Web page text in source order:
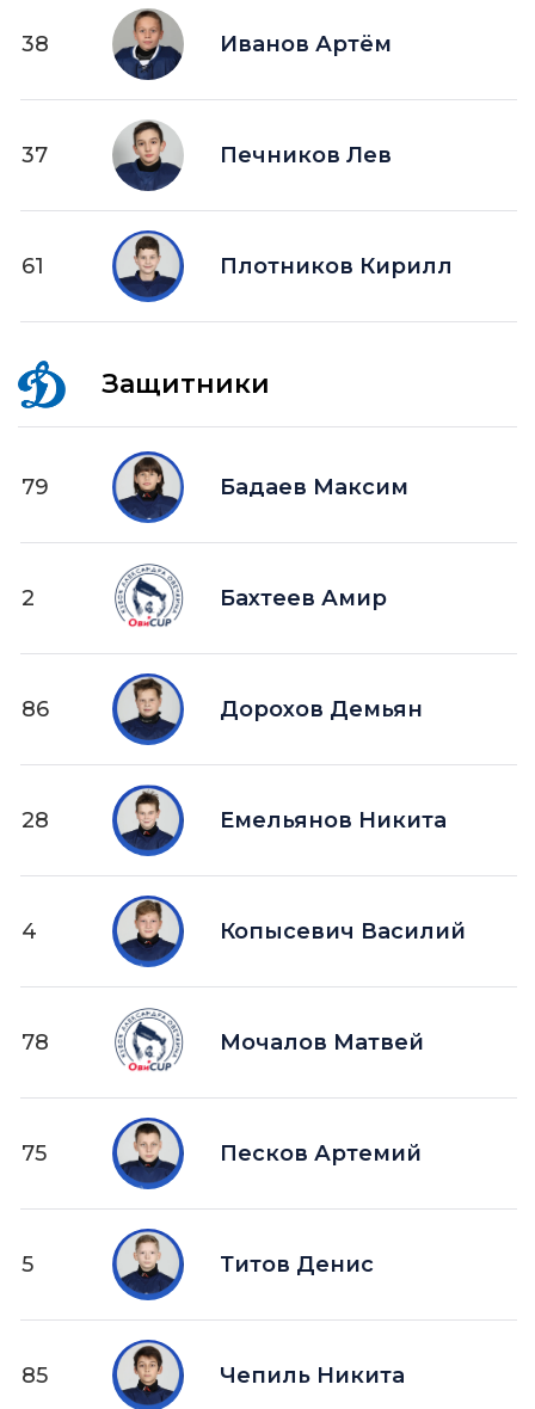
шайба забитая в большинстве на одного
игрока на площадке
+2 — шайба забитая в большинстве на двух
шайба забитая в пустые ворота
38 Иванов Артём
37 Печников Лев
61 Плотников Кирилл
Защитники
79 Бадаев Максим
2 Бахтеев Амир
86 Дорохов Демьян
28 Емельянов Никита
4 Копысевич Василий
78 Мочалов Матвей
75 Песков Артемий
5 Титов Денис
85 Чепиль Никита